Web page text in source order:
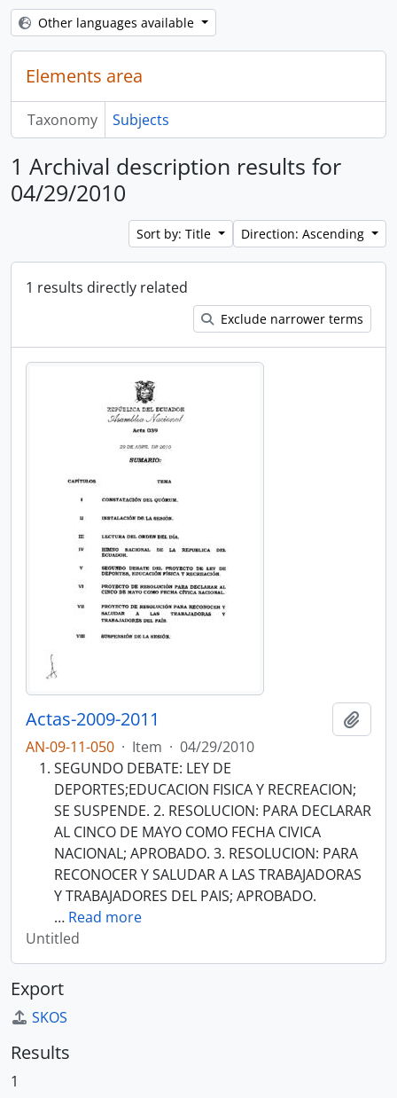
Other languages available
Elements area
Taxonomy Subjects
1 Archival description results for
04/29/2010
Sort by: Title Direction: Ascending
1 results directly related
Exclude narrower terms
Actas-2009-2011
AN-09-11-050 · Item · 04/29/2010
SEGUNDO DEBATE: LEY DE
DEPORTES;EDUCACION FISICA Y RECREACION;
SE SUSPENDE. 2. RESOLUCION: PARA DECLARAR
AL CINCO DE MAYO COMO FECHA CIVICA
NACIONAL; APROBADO. 3. RESOLUCION: PARA
RECONOCER Y SALUDAR A LAS TRABAJADORAS
Y TRABAJADORES DEL PAIS; APROBADO.
… Read more
Untitled
Export
SKOS
Results
1